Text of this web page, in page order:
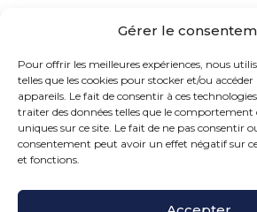
Gérer le
Pour offrir les meilleures expériences, nous
telles que les cookies pour stocker et/ou
appareils. Le fait de consentir à ces
traiter des données telles que le
uniques sur ce site. Le fait de ne pas consentir
consentement peut avoir un effet négatif sur
et fonctions.
Commentaires récents
Aucun commentaire à